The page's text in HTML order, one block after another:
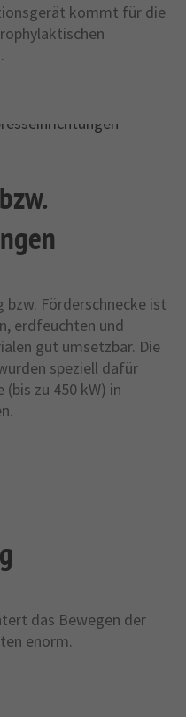
kommt für die
bzw. Förderschnecke ist
erdfeuchten und
gut umsetzbar. Die
speziell dafür
zu 450 kW) in
das Bewegen der
enorm.